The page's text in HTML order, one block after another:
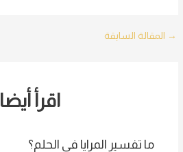
Post
→ المقالة السابقة
اقرأ أيضا
ما تفسير المرايا في الحلم؟